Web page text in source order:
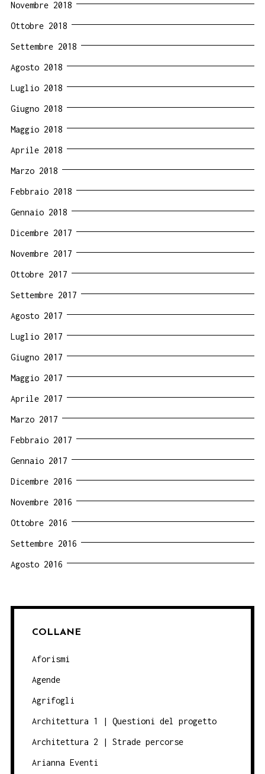
Novembre 2018
Ottobre 2018
Settembre 2018
Agosto 2018
Luglio 2018
Giugno 2018
Maggio 2018
Aprile 2018
Marzo 2018
Febbraio 2018
Gennaio 2018
Dicembre 2017
Novembre 2017
Ottobre 2017
Settembre 2017
Agosto 2017
Luglio 2017
Giugno 2017
Maggio 2017
Aprile 2017
Marzo 2017
Febbraio 2017
Gennaio 2017
Dicembre 2016
Novembre 2016
Ottobre 2016
Settembre 2016
Agosto 2016
COLLANE
Aforismi
Agende
Agrifogli
Architettura 1 | Questioni del progetto
Architettura 2 | Strade percorse
Arianna Eventi